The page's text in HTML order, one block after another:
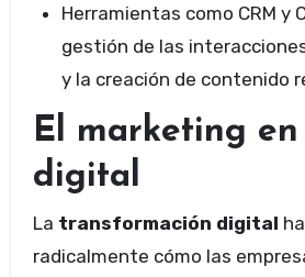
Herramientas como CRM y
gestión de las
y la creación de contenido
El marketing
digital
La transformación digital
radicalmente cómo las